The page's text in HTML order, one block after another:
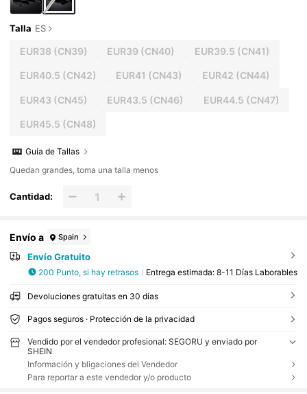
Talla ES
EUR38 (CN39) EUR39 (CN40) EUR39.5 (CN41)
EUR40.5 (CN42) EUR41 (CN43) EUR42 (CN44)
EUR43 (CN45) EUR43.5 (CN46) EUR44.5 (CN47)
EUR45.5 (CN48)
Guía de Tallas
Quedan grandes, toma una talla menos
Cantidad:
Envío a Spain
Envío Gratuito
200 Punto, si hay retrasos Entrega estimada: 8-11 Días Laborables
Devoluciones gratuitas en 30 días
Pagos seguros · Protección de la privacidad
Vendido por el vendedor profesional: SEGORU y enviado por
SHEIN
Información y bligaciones del Vendedor
Para reportar a este vendedor y/o producto